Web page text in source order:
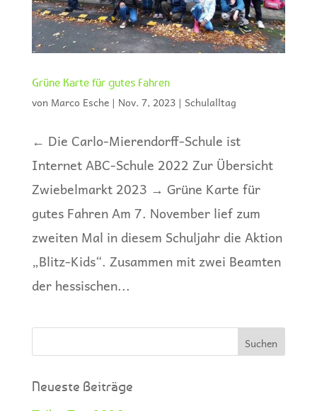
Grüne Karte für gutes Fahren
von Marco Esche| Nov. 7, 2023| Schulalltag
← Die Carlo-Mierendorff-Schule ist
Internet ABC-Schule 2022 Zur Übersicht
Zwiebelmarkt 2023 → Grüne Karte für
gutes Fahren Am 7. November lief zum
zweiten Mal in diesem Schuljahr die Aktion
„Blitz-Kids“. Zusammen mit zwei Beamten
der hessischen...
Neueste Beiträge